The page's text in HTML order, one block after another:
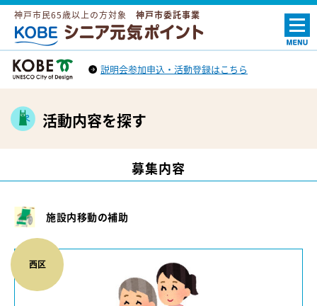
神戸市民65歳以上の方対象 神戸市委託事業
ＫＯＢＥシニア元気ポイント
神戸市トップへ
説明会参加申込・活動登録はこちら
活動内容を探す
募集内容
施設内移動の補助
西区